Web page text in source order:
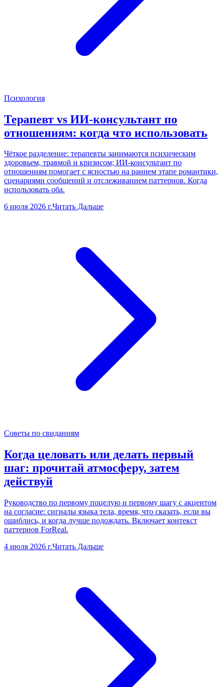
Психология
Терапевт vs ИИ-консультант по
отношениям: когда что использовать
Чёткое разделение: терапевты занимаются психическим
здоровьем, травмой и кризисом; ИИ-консультант по
отношениям помогает с ясностью на раннем этапе романтики,
сценариями сообщений и отслеживанием паттернов. Когда
использовать оба.
6 июля 2026 г.Читать Дальше
Советы по свиданиям
Когда целовать или делать первый
шаг: прочитай атмосферу, затем
действуй
Руководство по первому поцелую и первому шагу с акцентом
на согласие: сигналы языка тела, время, что сказать, если вы
ошиблись, и когда лучше подождать. Включает контекст
паттернов ForReal.
4 июля 2026 г.Читать Дальше